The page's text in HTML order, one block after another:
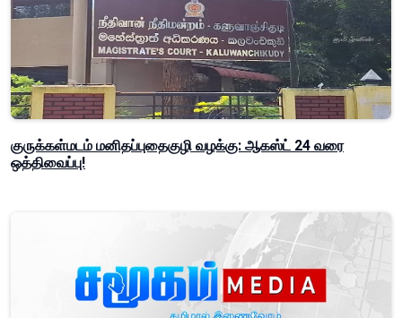
குருக்கள்மடம் மனிதப்புதைகுழி வழக்கு: ஆகஸ்ட் 24 வரை
ஒத்திவைப்பு!